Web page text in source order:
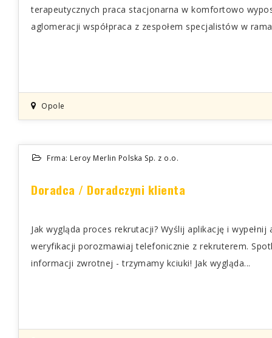
terapeutycznych praca stacjonarna w komfortowo
aglomeracji współpraca z zespołem specjalistów w
Opole
Frma: Leroy Merlin Polska Sp. z o.o.
Doradca / Doradczyni klienta
Jak wygląda proces rekrutacji? Wyślij aplikację i
weryfikacji porozmawiaj telefonicznie z rekruterem.
informacji zwrotnej - trzymamy kciuki! Jak wygląda...